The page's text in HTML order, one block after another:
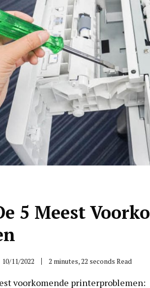
5 Meest
10/11/2022 2 minutes, 22 seconds Read
voorkomende printerproblemen: